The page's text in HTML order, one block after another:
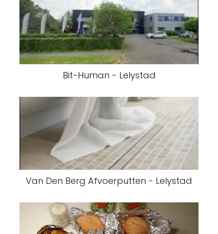
Bit-Human - Lelystad
Van Den Berg Afvoerputten - Lelystad